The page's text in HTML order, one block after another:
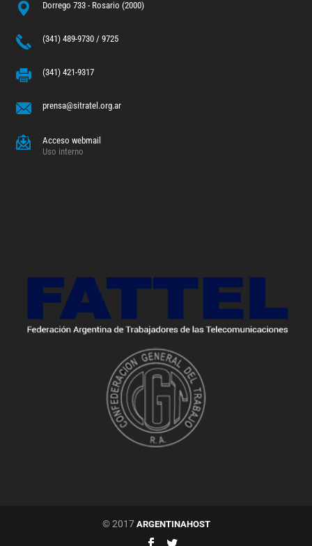
Dorrego 733 - Rosario (2000)
(341) 489-9730 / 9725
(341) 421-9317
prensa@sitratel.org.ar
Acceso webmail
Uso interno
© 2017 ARGENTINAHOST